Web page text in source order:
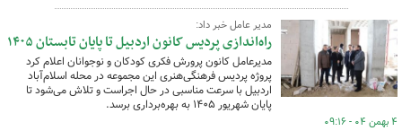
مدیر عامل خبر داد:
راه‌اندازی پردیس کانون اردبیل تا پایان تابستان ۱۴۰۵
مدیرعامل کانون پرورش فکری کودکان و نوجوانان اعلام کرد
پروژه پردیس فرهنگی‌هنری این مجموعه در محله اسلام‌آباد
اردبیل با سرعت مناسبی در حال اجراست و تلاش می‌شود تا
پایان شهریور ۱۴۰۵ به بهره‌برداری برسد.
۴ بهمن ۰۴ - ۰۹:۱۶